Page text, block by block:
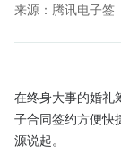
来源：腾讯电子签
在终身大事的婚礼
子合同签约方便快
源说起。